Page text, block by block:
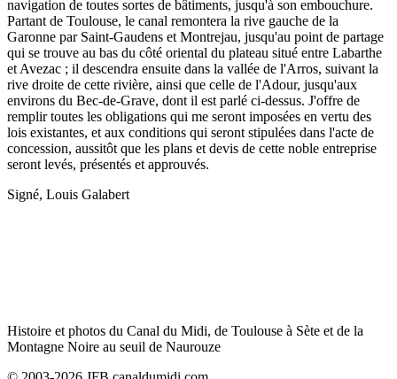
navigation de toutes sortes de bâtiments, jusqu'à son embouchure.
Partant de Toulouse, le canal remontera la rive gauche de la
Garonne par Saint-Gaudens et Montrejau, jusqu'au point de partage
qui se trouve au bas du côté oriental du plateau situé entre Labarthe
et Avezac ; il descendra ensuite dans la vallée de l'Arros, suivant la
rive droite de cette rivière, ainsi que celle de l'Adour, jusqu'aux
environs du Bec-de-Grave, dont il est parlé ci-dessus. J'offre de
remplir toutes les obligations qui me seront imposées en vertu des
lois existantes, et aux conditions qui seront stipulées dans l'acte de
concession, aussitôt que les plans et devis de cette noble entreprise
seront levés, présentés et approuvés.
Signé, Louis Galabert
Histoire et photos du Canal du Midi, de Toulouse à Sète et de la
Montagne Noire au seuil de Naurouze